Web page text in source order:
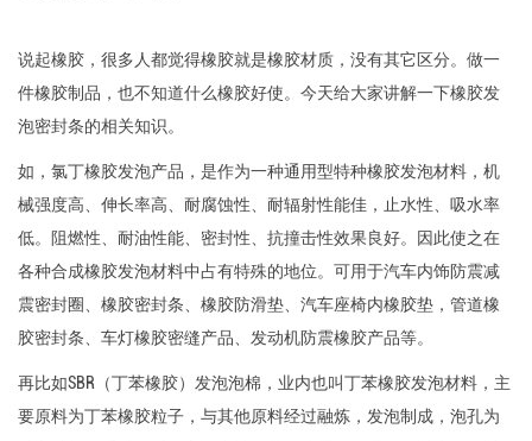
说起橡胶，很多人都觉得橡胶就是橡胶材质，没有其它区分。做一
件橡胶制品，也不知道什么橡胶好使。今天给大家讲解一下橡胶发
泡密封条的相关知识。
如，氯丁橡胶发泡产品，是作为一种通用型特种橡胶发泡材料，机
械强度高、伸长率高、耐腐蚀性、耐辐射性能佳，止水性、吸水率
低。阻燃性、耐油性能、密封性、抗撞击性效果良好。因此使之在
各种合成橡胶发泡材料中占有特殊的地位。可用于汽车内饰防震减
震密封圈、橡胶密封条、橡胶防滑垫、汽车座椅内橡胶垫，管道橡
胶密封条、车灯橡胶密缝产品、发动机防震橡胶产品等。
再比如SBR（丁苯橡胶）发泡泡棉，业内也叫丁苯橡胶发泡材料，主
要原料为丁苯橡胶粒子，与其他原料经过融炼，发泡制成，泡孔为